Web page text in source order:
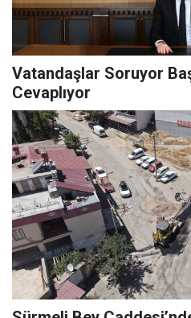
Vatandaşlar Soruyor
Cevaplıyor